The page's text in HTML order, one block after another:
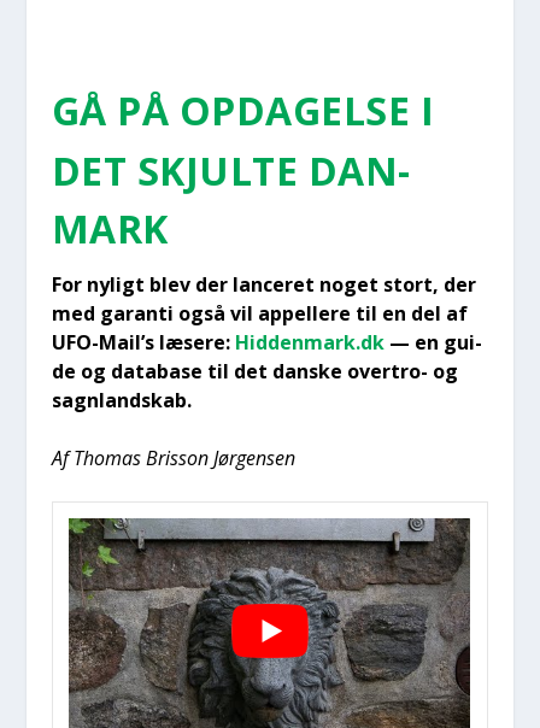
GÅ PÅ OPDA­GEL­SE I
DET SKJUL­TE DAN­
MARK
For nyligt blev der lan­ce­ret noget stort, der
med garan­ti også vil appel­le­re til en del af
UFO-Mail’s læse­re: Hiddenmark.dk— en gui­
de og data­ba­se til det dan­ske over­tro- og
sagn­land­skab.
Af Tho­mas Bris­son Jør­gen­sen